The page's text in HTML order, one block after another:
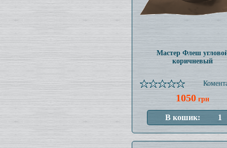
Мастер Флеш
коричневый
1050 грн